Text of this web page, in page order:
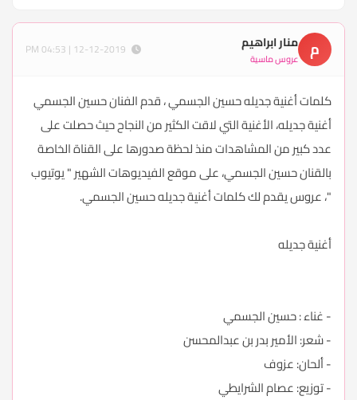
م منار ابراهيم
عروس ماسية
كلمات أغنية جديله حسين الجسمي ، قدم الفنان حسين الجسمي
أغنية جديله، الأغنية التي لاقت الكثير من النجاح حيث حصلت على
عدد كبير من المشاهدات منذ لحظة صدورها على القناة الخاصة
بالقنان حسين الجسمي، على موقع الفيديوهات الشهير " يوتيوب
"، عروس يقدم لك كلمات أغنية جديله حسين الجسمي.
أغنية جديله
- غناء : حسين الجسمي
- شعر: الأمير بدر بن عبدالمحسن
- ألحان: عزوف
- توزيع: عصام الشرايطي